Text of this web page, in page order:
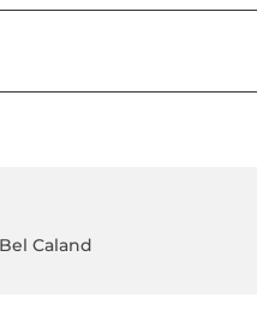
Caland